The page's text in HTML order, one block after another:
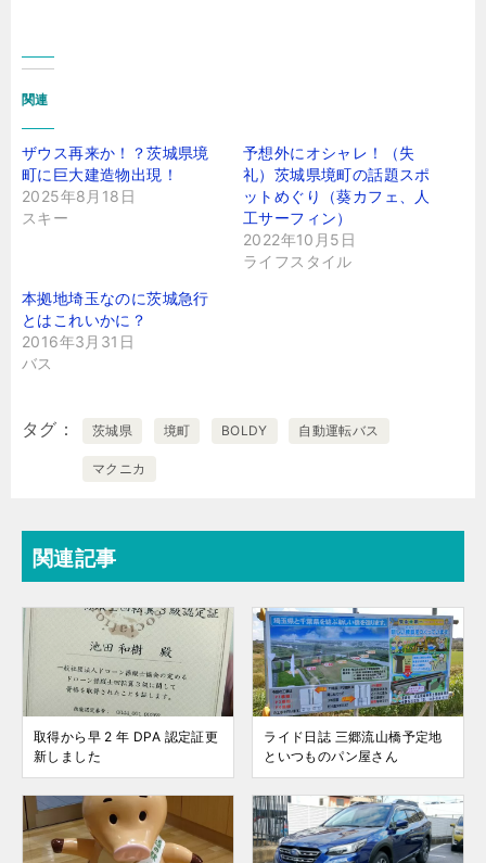
関連
ザウス再来か！？茨城県境
町に巨大建造物出現！
2025年8月18日
スキー
予想外にオシャレ！（失
礼）茨城県境町の話題スポ
ットめぐり（葵カフェ、人
工サーフィン）
2022年10月5日
ライフスタイル
本拠地埼玉なのに茨城急行
とはこれいかに？
2016年3月31日
バス
タグ 茨城県 境町 BOLDY 自動運転バス
マクニカ
関連記事
取得から早 2 年 DPA 認定証更
新しました
ライド日誌 三郷流山橋予定地
といつものパン屋さん